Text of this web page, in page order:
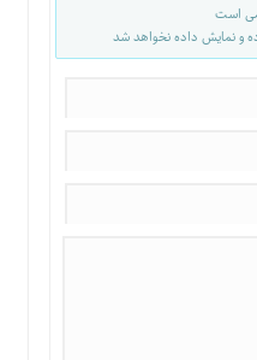
است
و نمایش داده نخواهد شد